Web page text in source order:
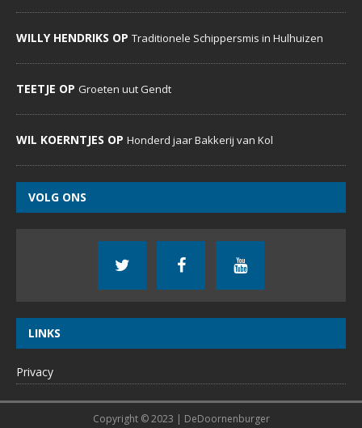
WILLY HENDRIKS OP Traditionele Schippersmis in Hulhuizen
TEETJE OP Groeten uut Gendt
WIL KOERNTJES OP Honderd jaar Bakkerij van Kol
VOLG ONS
LINKS
Privacy
Copyright © 2023 | DeDoornenburger